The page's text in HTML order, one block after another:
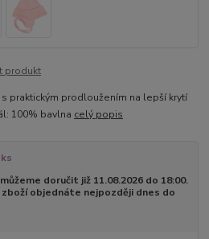
produkt
praktickým prodloužením na lepší krytí
100% bavlna celý popis
doručit již 11.08.2026 do 18:00.
zboží objednáte nejpozději dnes do